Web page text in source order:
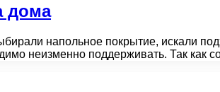
дома
напольное покрытие, искали
неизменно поддерживать. Так как